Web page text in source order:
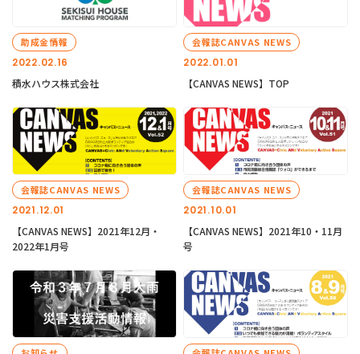
2022.02.16
助成金情報
積水ハウス株式会社
2022.01.01
会報誌CANVAS NEWS
【CANVAS NEWS】TOP
2021.12.01
会報誌CANVAS NEWS
【CANVAS NEWS】2021年12月・
2022年1月号
2021.10.01
会報誌CANVAS NEWS
【CANVAS NEWS】2021年10・11月
号